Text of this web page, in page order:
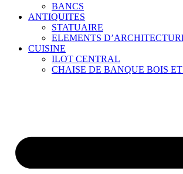
BANCS
ANTIQUITES
STATUAIRE
ELEMENTS
CUISINE
ILOT CENTRAL
CHAISE DE BANQUE BOIS